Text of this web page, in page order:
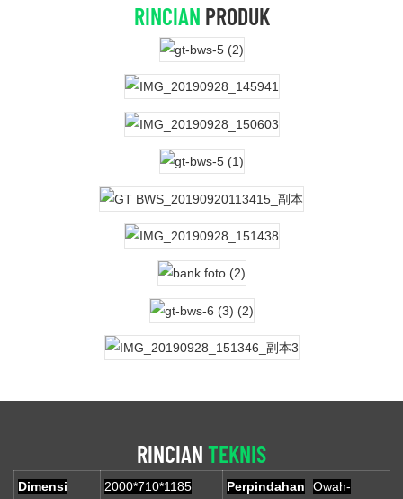
RINCIAN PRODUK
RINCIANTEKNIS
Dimensi
2000*710*1185
Perpindahan
Owah-